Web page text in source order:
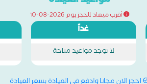
أقرب ميعاد للحجز يوم 2026-08-10
غداً
لا توجد مواعيد متاحة